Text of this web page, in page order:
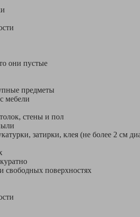
они пустые
предметы
мебели
стены и пол
затирки, клея (не более 2 см
свободных поверхностях